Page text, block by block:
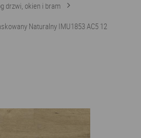
drzwi, okien i bram
Naturalny IMU1853 AC5 12